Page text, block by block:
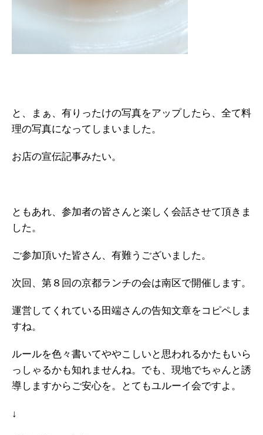
と、まぁ、有りったけの写真をアップしたら、全て料
理の写真になってしまいました。
お店の宣伝記事みたい。
ともあれ、参加者の皆さんと楽しく会話させて頂きま
した。
ご参加頂いた皆さん、有難うございました。
次回、第８回の京都ランチの会は南区で開催します。
運営してくれている田端さんの告知文章をコピペしま
すね。
ルールを色々書いてややこしいと思われるかたもいら
っしゃるかも知れませんね。でも、現地でちゃんと誘
導しますからご安心を。とてもユルーイ会ですよ。
↓